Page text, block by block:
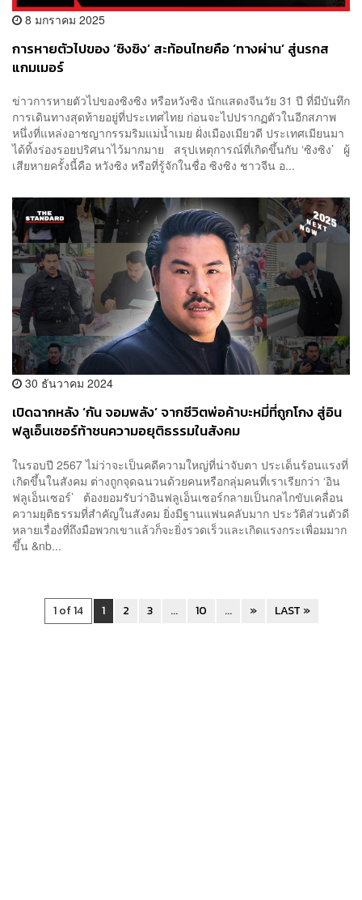
8 มกราคม 2025
การหายตัวไปของ ‘ซิงซิง’ สะท้อนไทยคือ ‘ทางผ่าน’ สู่นรกส
แกมเมอร์
ข่าวการหายตัวไปของซิงซิง หรือหวังซิง นักแสดงจีนวัย 31 ปี ที่มีบันทึก
การเดินทางสุดท้ายอยู่ที่ประเทศไทย ก่อนจะไปปรากฏตัวในอีกสภาพ
หนึ่งที่แหล่งอาชญากรรมริมแม่น้ำเมย ฝั่งเมืองเมียวดี ประเทศเมียนมา
ได้ทิ้งร่องรอยปริศนาไว้มากมาย สรุปเหตุการณ์ที่เกิดขึ้นกับ ‘ซิงซิง’ ผู้
เสียหายครั้งนี้คือ หวังซิง หรือที่รู้จักในชื่อ ซิงซิง ชาวจีน อ...
30 ธันวาคม 2024
เปิดฉากหลัง ‘กัน จอมพลัง’ จากชีวิตพ่อค้าบะหมี่ที่ถูกโกง สู่อิน
ฟลูเอ็นเซอร์ท้าชนความอยุติธรรมในสังคม
ในรอบปี 2567 ไม่ว่าจะเป็นคดีความใหญ่ที่น่าจับตา ประเด็นร้อนแรงที่
เกิดขึ้นในสังคม ต่างถูกจุดฉนวนด้วยคนหรือกลุ่มคนที่เราเรียกว่า ‘อิน
ฟลูเอ็นเซอร์’ ต้องยอมรับว่าอินฟลูเอ็นเซอร์กลายเป็นกลไกขับเคลื่อน
ความยุติธรรมที่สำคัญในสังคม ยิ่งมีฐานแฟนคลับมาก ประวัติส่วนตัวดี
หลายเรื่องที่ถึงมือพวกเขาแล้วก็จะยิ่งรวดเร็วและเกิดแรงกระเพื่อมมาก
ขึ้น &nb...
1 of 14 1 2 3 ... 10 ... » LAST »